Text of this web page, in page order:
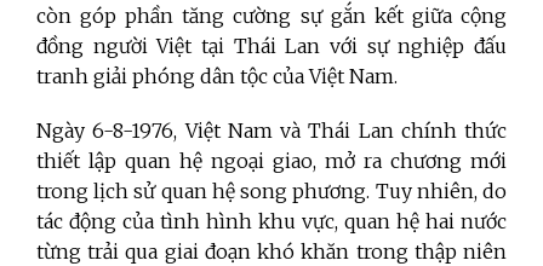
còn góp phần tăng cường sự gắn kết giữa cộng
đồng người Việt tại Thái Lan với sự nghiệp đấu
tranh giải phóng dân tộc của Việt Nam.
Ngày 6-8-1976, Việt Nam và Thái Lan chính thức
thiết lập quan hệ ngoại giao, mở ra chương mới
trong lịch sử quan hệ song phương. Tuy nhiên, do
tác động của tình hình khu vực, quan hệ hai nước
từng trải qua giai đoạn khó khăn trong thập niên